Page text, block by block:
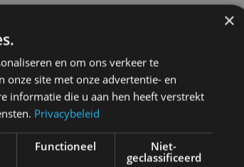
van Euro NCAP. De
veiligheidseisen niet meer gebouwd.
van Euro NCAP. De normen voor
×
en om ons verkeer te
site met onze advertentie- en
informatie die u aan hen heeft verstrekt
Privacybeleid
Functioneel
Niet-
geclassificeerd